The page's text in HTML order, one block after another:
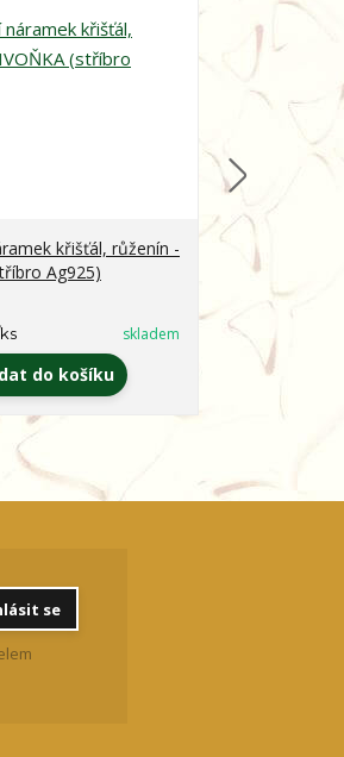
křišťál, růženín -
Ag925)
ks skladem
do košíku
Minerální
obsidián -
399 Kč
se